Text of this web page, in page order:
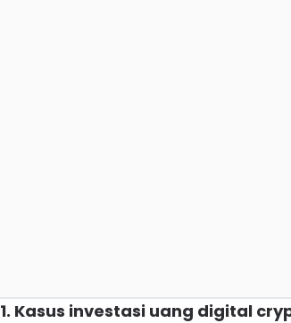
1. Kasus investasi uang digital